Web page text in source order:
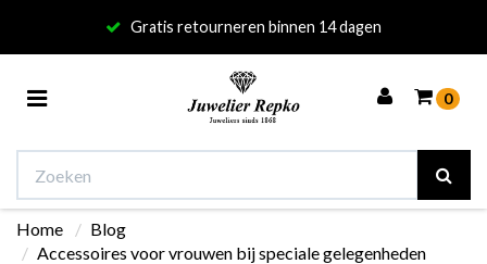
Gratis retourneren binnen 14 dagen
Toggle
0
Winkelwagen
Home
Blog
Accessoires voor vrouwen bij speciale gelegenheden